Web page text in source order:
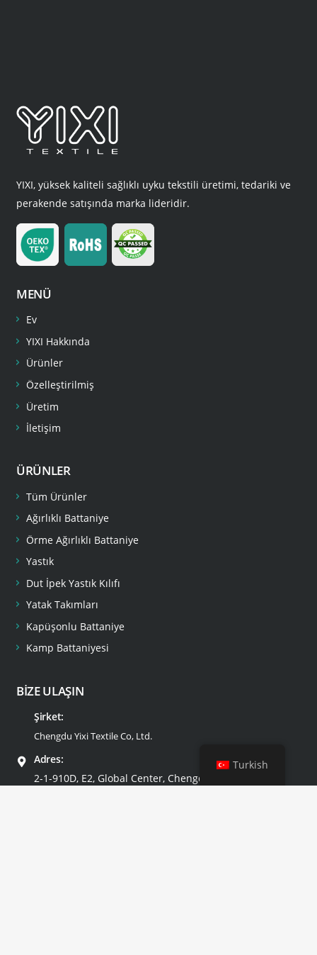
YIXI, yüksek kaliteli sağlıklı uyku tekstili üretimi, tedariki ve
perakende satışında marka lideridir.
MENÜ
Ev
YIXI Hakkında
Ürünler
Özelleştirilmiş
Üretim
İletişim
ÜRÜNLER
Tüm Ürünler
Ağırlıklı Battaniye
Örme Ağırlıklı Battaniye
Yastık
Dut İpek Yastık Kılıfı
Yatak Takımları
Kapüşonlu Battaniye
Kamp Battaniyesi
BİZE ULAŞIN
Şirket:
Chengdu Yixi Textile Co, Ltd.
Adres:
2-1-910D, E2, Global Center, Chengdu, Çin
Turkish